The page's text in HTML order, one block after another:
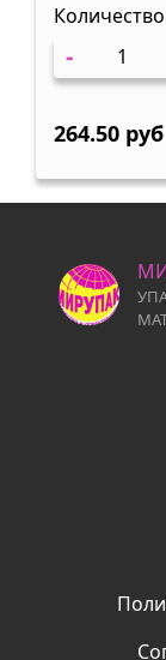
Количество
-
264.50 руб